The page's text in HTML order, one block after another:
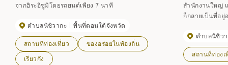
จากฮิระอิซูมิโดยรถยนต์เพียง 7 นาที
ตำบลนิชิวากะ พื้นที่ตอนใต้จังหวัด
สถานที่ท่องเที่ยว
ของอร่อยในท้องถิ่น
เรียวกัง
สำนักงานใหญ่
ก็กลายเป็นที่อยู่
มิกิ-ยาชิกิ แต่ใ
เป็น
ตำบลนิชิว
สถานที่ท่องเ